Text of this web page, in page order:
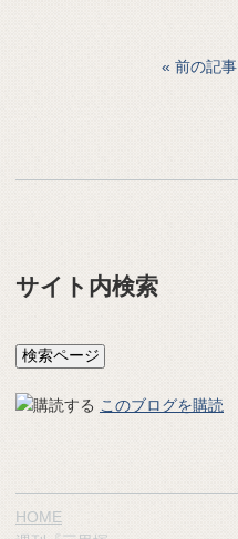
前の記事
サイト内検索
このブログを購読
HOME